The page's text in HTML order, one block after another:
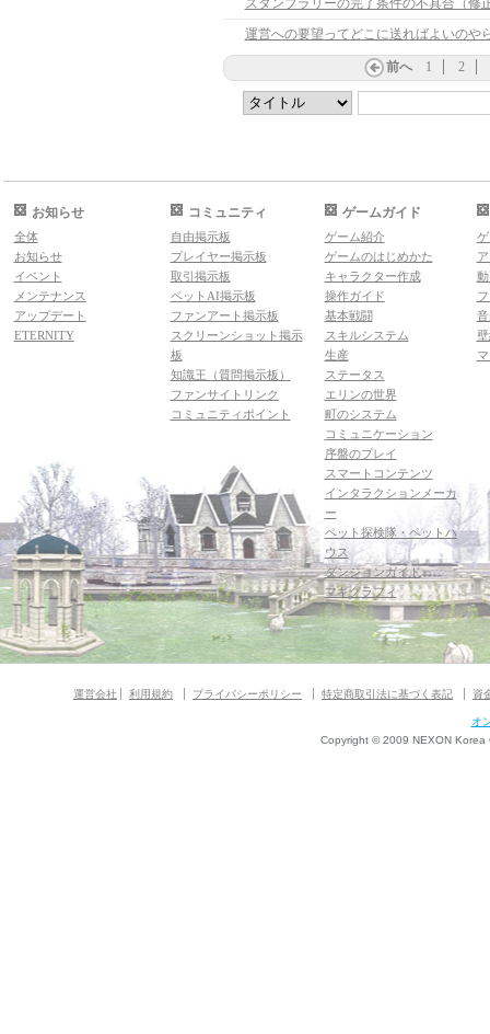
運営への要望ってどこに送ればよいのや
前へ 1 2
お知らせ
全体
お知らせ
イベント
メンテナンス
アップデート
ETERNITY
コミュニティ
自由掲示板
プレイヤー掲示板
取引掲示板
ペットAI掲示板
ファンアート掲示板
スクリーンショット掲示
板
知識王（質問掲示板）
ファンサイトリンク
コミュニティポイント
ゲームガイド
ゲーム紹介
ゲームのはじめかた
キャラクター作成
操作ガイド
基本戦闘
スキルシステム
生産
ステータス
エリンの世界
町のシステム
コミュニケーション
序盤のプレイ
スマートコンテンツ
インタラクションメーカ
ー
ペット探検隊・ペットハ
ウス
ダンジョンガイド
マギグラフィ
運営会社 利用規約 プライバシーポリシー 特定商取引法に基づく表記 資
オ
Copyright © 2009 NEXON Korea